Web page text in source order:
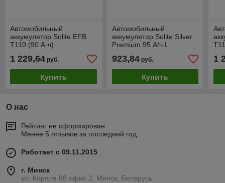
Автомобильный
аккумулятор Solite EFB
T110 (90 А·ч)
1 229,64 руб.
Купить
Автомобильный
аккумулятор Solite Silver
Premium 95 А/ч L
923,84руб.
Купить
1
О нас
Рейтинг не сформирован
Менее 5 отзывов за последний год
Работает с 09.11.2015
г. Минск
ул. Короля 88 офис 2, Минск, Беларусь